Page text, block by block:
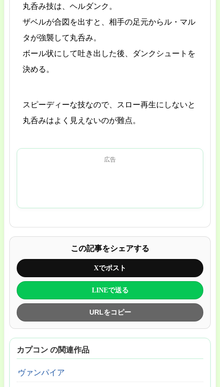
丸呑み技は、ヘルダンク。
ザベルが合図を出すと、相手の足元からル・マル
タが強襲して丸呑み。
ボール状にして吐き出した後、ダンクシュートを
決める。
スピーディーな技なので、スロー再生にしないと
丸呑みはよく見えないのが難点。
広告
この記事をシェアする
Xでポスト
LINEで送る
URLをコピー
カプコン の関連作品
ヴァンパイア